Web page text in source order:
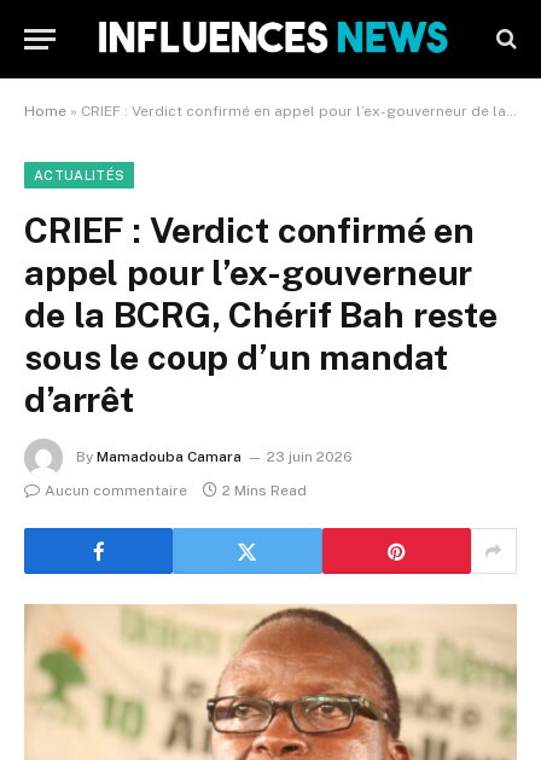
Home » CRIEF : Verdict confirmé en appel pour l’ex-gouverneur de la BCRG, Chérif Bah reste sous le coup d’un mandat d’arrêt
ACTUALITÉS
CRIEF : Verdict confirmé en
appel pour l’ex-gouverneur
de la BCRG, Chérif Bah reste
sous le coup d’un mandat
d’arrêt
By Mamadouba Camara
23 juin 2026
Aucun commentaire
2 Mins Read